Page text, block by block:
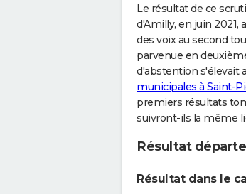
Le résultat de ce
d'Amilly, en juin 2021,
des voix au second
parvenue en
d'abstention s'élevait
municipales à Saint-
premiers résultats
suivront-ils la même
Résultat
Résultat dans le